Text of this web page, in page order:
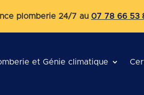
plomberie 24/7 au 07 78 66 53
et Génie climatique